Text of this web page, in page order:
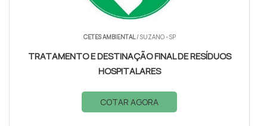
CETES AMBIENTAL/ SUZANO - SP
TRATAMENTO E DESTINAÇÃO FINAL DE RESÍDUOS
HOSPITALARES
COTAR AGORA